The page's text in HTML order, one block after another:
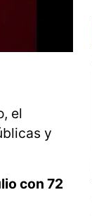
el
y
con 72